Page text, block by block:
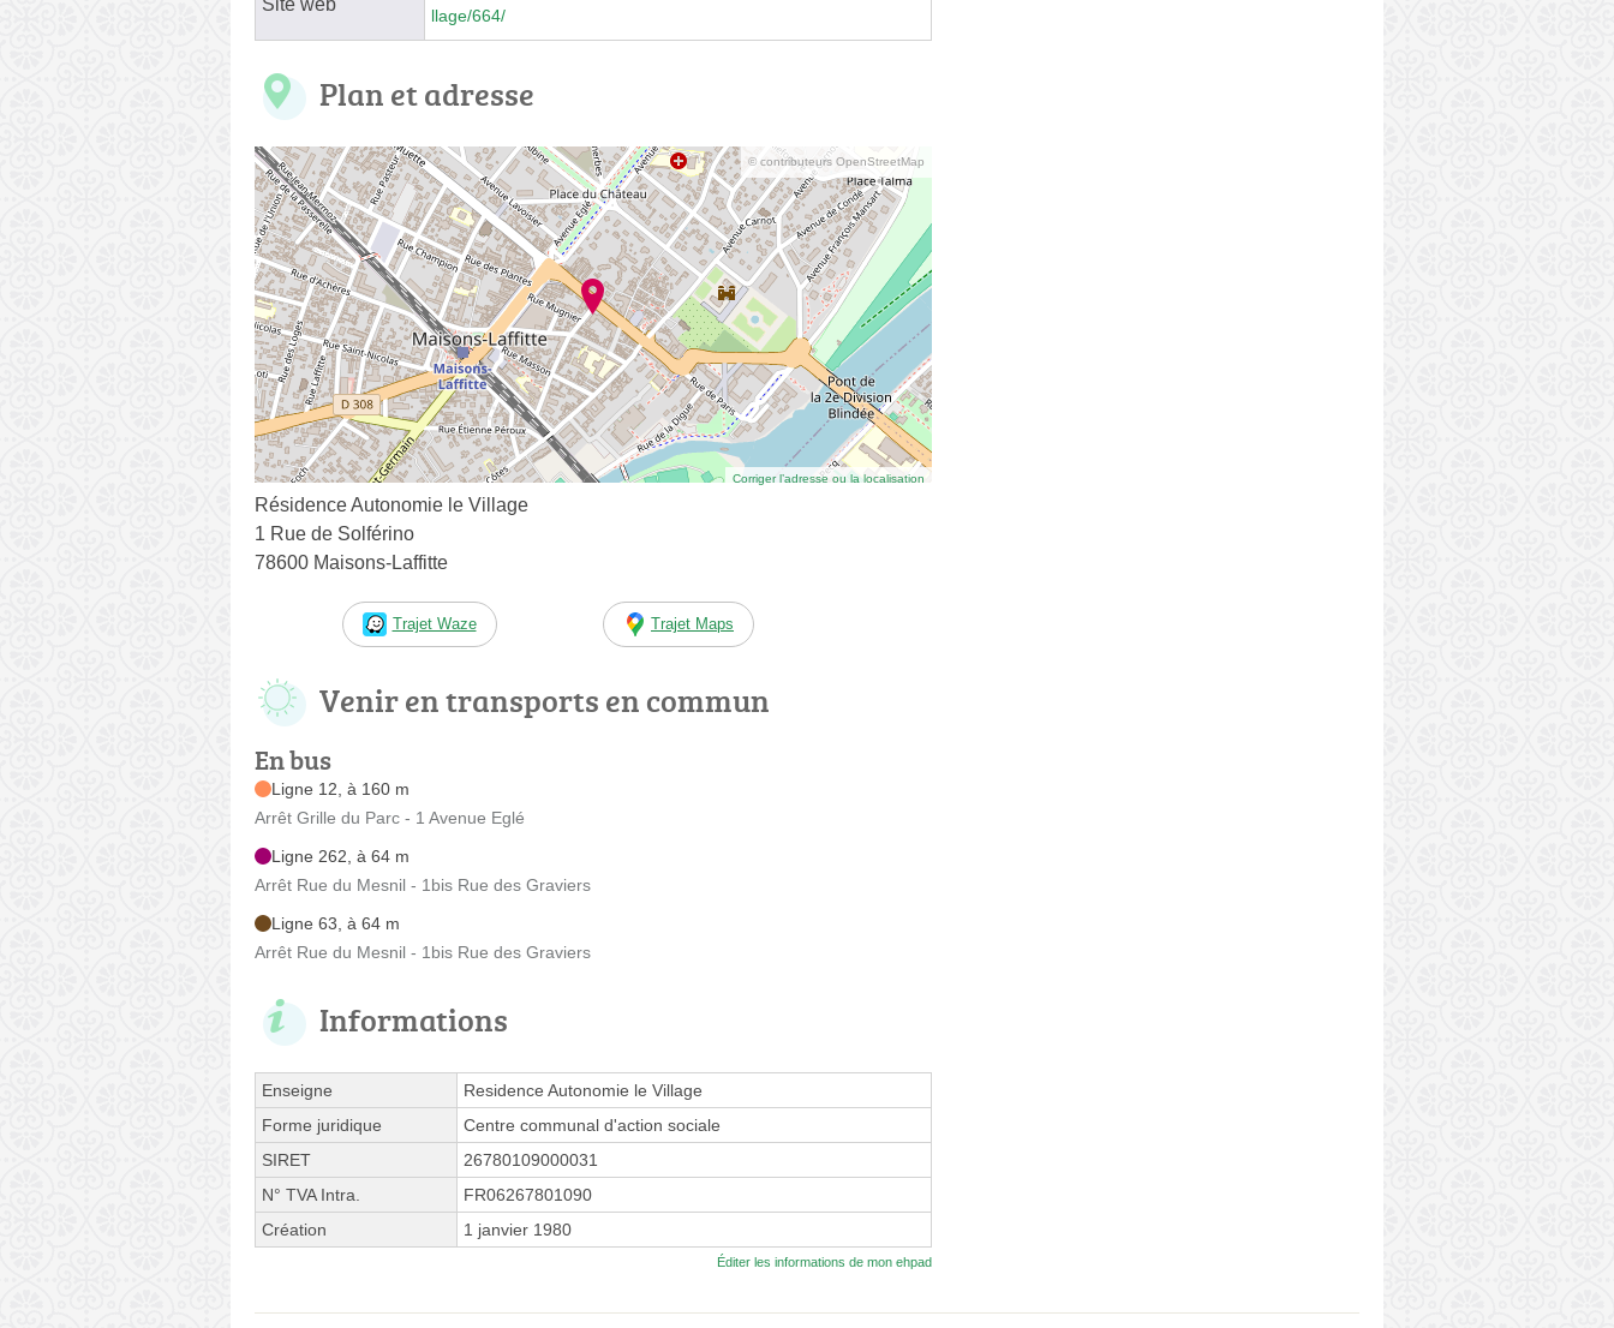
llage/664/
Plan et adresse
© contributeurs OpenStreetMap
Corriger l’adresse ou la localisation
Résidence Autonomie le Village
1 Rue de Solférino
78600 Maisons-Laffitte
Trajet Waze Trajet Maps
Venir en transports en commun
En bus
Ligne 12, à 160 m
Arrêt Grille du Parc - 1 Avenue Eglé
Ligne 262, à 64 m
Arrêt Rue du Mesnil - 1bis Rue des Graviers
Ligne 63, à 64 m
Arrêt Rue du Mesnil - 1bis Rue des Graviers
Informations
Enseigne
Residence Autonomie le Village
Forme juridique
Centre communal d'action sociale
SIRET
26780109000031
N° TVA Intra.
FR06267801090
Création
1 janvier 1980
Éditer les informations de mon ehpad